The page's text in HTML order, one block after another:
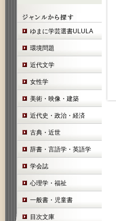
ゆまに学芸選書ULULA
環境問題
近代文学
女性学
美術・映像・建築
近代史・政治・経済
古典・近世
辞書・言語学・英語学
学会誌
心理学・福祉
一般書・児童書
目次文庫